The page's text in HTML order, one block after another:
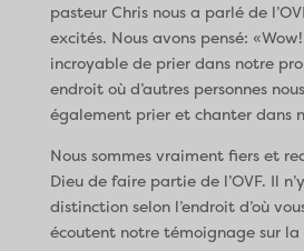
pasteur Chris nous a parlé de
excités. Nous avons pensé:
incroyable de prier dans notre
endroit où d’autres personnes
également prier et chanter dans
Nous sommes vraiment fiers et
Dieu de faire partie de l’OVF. Il
distinction selon l’endroit d’où
écoutent notre témoignage sur